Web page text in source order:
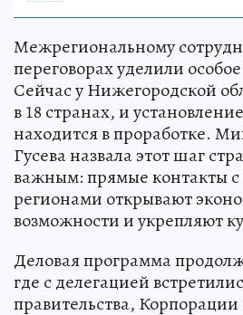
Межрегиональному
переговорах уделили
Сейчас у Нижегородской
в 18 странах, и
находится в проработке.
Гусева назвала этот шаг
важным: прямые контакты
регионами открывают
возможности и укрепляют
Деловая программа
где с делегацией
правительства, Корпорации